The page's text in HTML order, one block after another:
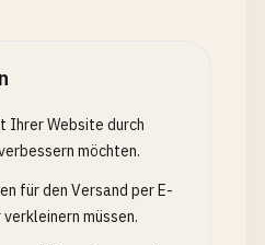
Ihrer Website durch
möchten.
für den Versand per E-
müssen.